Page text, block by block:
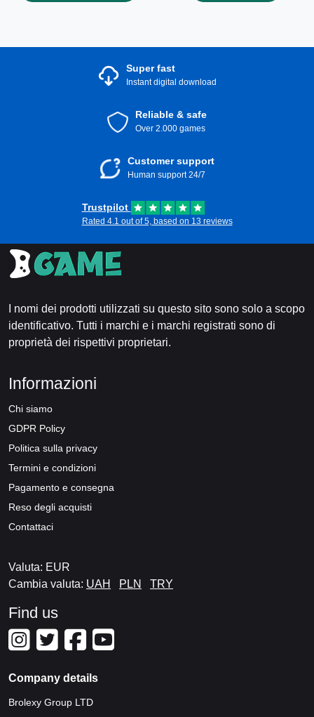
Super fast
Instant digital download
Reliable & safe
Over 2.000 games
Customer support
Human support 24/7
Trustpilot
Rated 4.1 out of 5, based on 13 reviews
I nomi dei prodotti utilizzati su questo sito sono solo a scopo
identificativo. Tutti i marchi e i marchi registrati sono di
proprietà dei rispettivi proprietari.
Informazioni
Chi siamo
GDPR Policy
Politica sulla privacy
Termini e condizioni
Pagamento e consegna
Reso degli acquisti
Contattaci
Valuta: EUR
Cambia valuta: UAH PLN TRY
Find us
Company details
Brolexy Group LTD